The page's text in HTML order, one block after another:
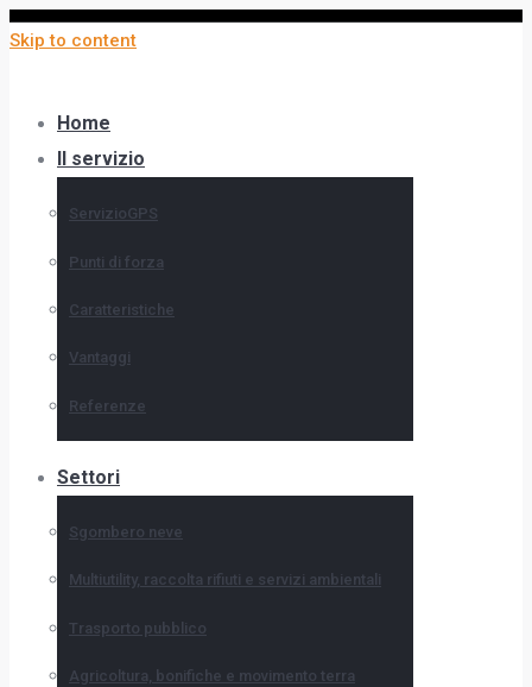
Skip to content
Home
Il servizio
ServizioGPS
Punti di forza
Caratteristiche
Vantaggi
Referenze
Settori
Sgombero neve
Multiutility, raccolta rifiuti e servizi ambientali
Trasporto pubblico
Agricoltura, bonifiche e movimento terra